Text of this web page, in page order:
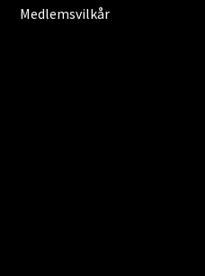
Medlemsvilkår
- Kilden